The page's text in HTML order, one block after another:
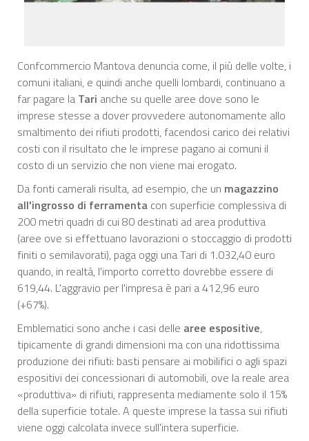
Confcommercio Mantova denuncia come, il più delle volte, i
comuni italiani, e quindi anche quelli lombardi, continuano a
far pagare la Tari anche su quelle aree dove sono le
imprese stesse a dover provvedere autonomamente allo
smaltimento dei rifiuti prodotti, facendosi carico dei relativi
costi con il risultato che le imprese pagano ai comuni il
costo di un servizio che non viene mai erogato.
Da fonti camerali risulta, ad esempio, che un magazzino
all'ingrosso di ferramenta con superficie complessiva di
200 metri quadri di cui 80 destinati ad area produttiva
(aree ove si effettuano lavorazioni o stoccaggio di prodotti
finiti o semilavorati), paga oggi una Tari di 1.032,40 euro
quando, in realtà, l'importo corretto dovrebbe essere di
619,44. L'aggravio per l'impresa è pari a 412,96 euro
(+67%).
Emblematici sono anche i casi delle aree espositive,
tipicamente di grandi dimensioni ma con una ridottissima
produzione dei rifiuti: basti pensare ai mobilifici o agli spazi
espositivi dei concessionari di automobili, ove la reale area
«produttiva» di rifiuti, rappresenta mediamente solo il 15%
della superficie totale. A queste imprese la tassa sui rifiuti
viene oggi calcolata invece sull'intera superficie.